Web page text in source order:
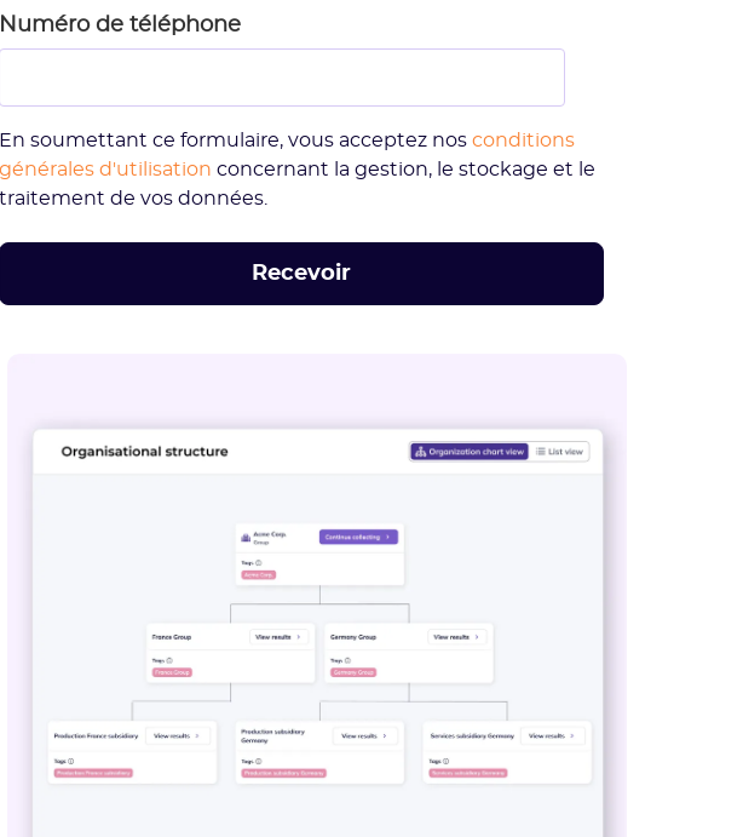
Numéro de téléphone
En soumettant ce formulaire, vous acceptez nosconditions
générales d'utilisation concernant la gestion, le stockage et le
traitement de vos données.